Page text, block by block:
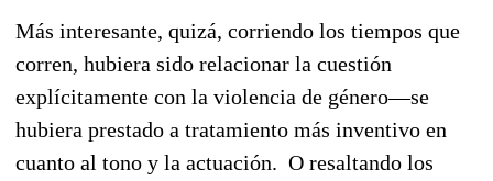
Más interesante, quizá, corriendo los tiempos que
corren, hubiera sido relacionar la cuestión
explícitamente con la violencia de género—se
hubiera prestado a tratamiento más inventivo en
cuanto al tono y la actuación. O resaltando los